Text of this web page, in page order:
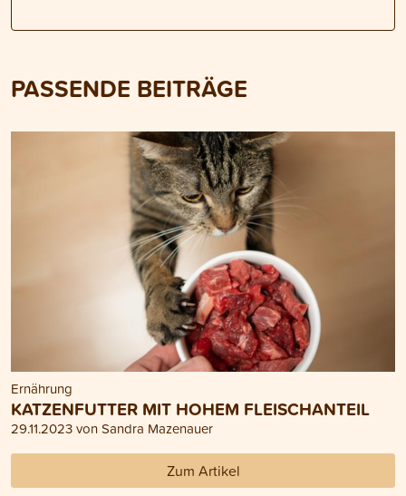
PASSENDE BEITRÄGE
Ernährung
KATZENFUTTER MIT HOHEM FLEISCHANTEIL
29.11.2023 von Sandra Mazenauer
Zum Artikel